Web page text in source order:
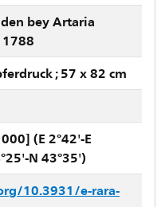
bey Artaria
; 57 x 82 cm
(E 2°42'-E
N 43°35')
10.3931/e-rara-